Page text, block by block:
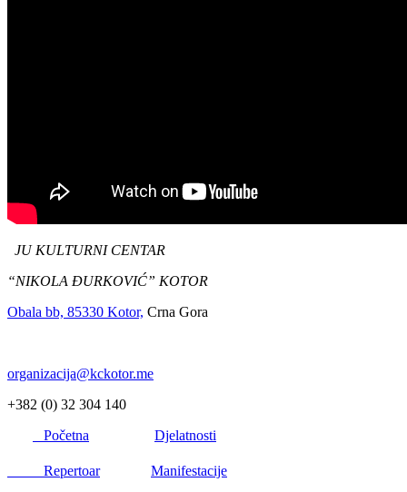
JU KULTURNI CENTAR
“NIKOLA ĐURKOVIĆ” KOTOR
Obala bb, 85330 Kotor, Crna Gora
organizacija@kckotor.me
+382 (0) 32 304 140
Početna
Djelatnosti
Repertoar
Manifestacije